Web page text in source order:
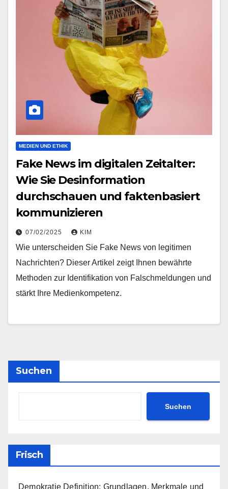
MEDIEN UND ETHIK
Fake News im digitalen Zeitalter:
Wie Sie Desinformation
durchschauen und faktenbasiert
kommunizieren
07/02/2025 KIM
Wie unterscheiden Sie Fake News von legitimen
Nachrichten? Dieser Artikel zeigt Ihnen bewährte
Methoden zur Identifikation von Falschmeldungen und
stärkt Ihre Medienkompetenz.
Suchen
Suchen
Frisch
Demokratie Definition: Grundlagen, Merkmale und